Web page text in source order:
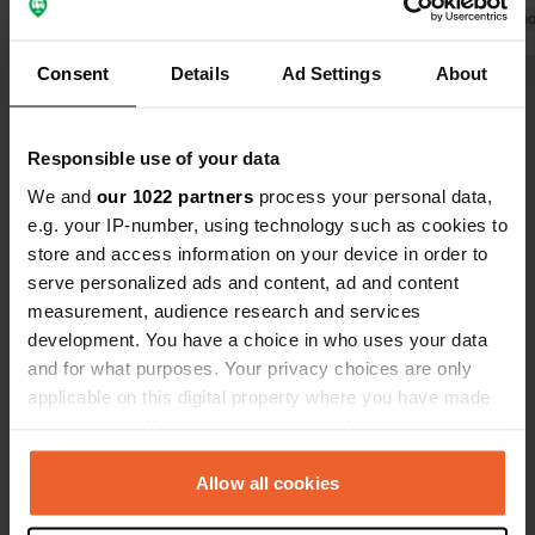
Consent Details Ad Settings About
Responsible use of your data
We and our 1022 partners process your personal data,
e.g. your IP-number, using technology such as cookies to
store and access information on your device in order to
serve personalized ads and content, ad and content
measurement, audience research and services
development. You have a choice in who uses your data
and for what purposes. Your privacy choices are only
applicable on this digital property where you have made
any time from the Cookie Declaration or by clicking on
the Privacy trigger icon.Allow all cookies
Traduit par
Es-tu déjà venu ici ?
Contact
Route de Tourtour